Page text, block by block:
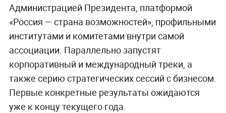
Администрацией Президента, платформой
«Россия — страна возможностей», профильными
институтами и комитетами внутри самой
ассоциации. Параллельно запустят
корпоративный и международный треки, а
также серию стратегических сессий с бизнесом.
Первые конкретные результаты ожидаются
уже к концу текущего года.